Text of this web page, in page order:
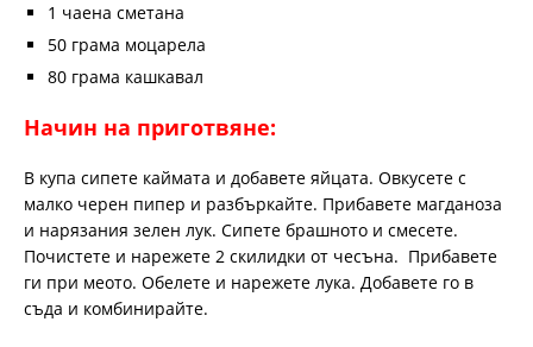
1 чаена сметана
50 грама моцарела
80 грама кашкавал
Начин на приготвяне:
В купа сипете каймата и добавете яйцата. Овкусете с
малко черен пипер и разбъркайте. Прибавете магданоза
и нарязания зелен лук. Сипете брашното и смесете.
Почистете и нарежете 2 скилидки от чесъна. Прибавете
ги при меото. Обелете и нарежете лука. Добавете го в
съда и комбинирайте.